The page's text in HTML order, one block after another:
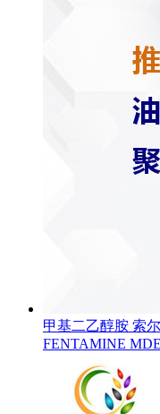
甲基二乙醇胺 索
FENTAMINE